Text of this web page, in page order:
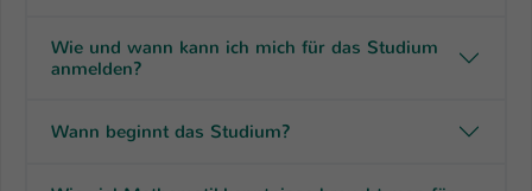
Wie und wann kann ich mich für das Studium
anmelden?
Wann beginnt das Studium?